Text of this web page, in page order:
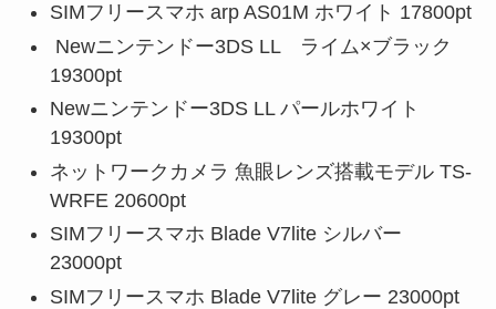
SIMフリースマホ arp AS01M ホワイト 17800pt
Newニンテンドー3DS LL ライム×ブラック
19300pt
Newニンテンドー3DS LL パールホワイト
19300pt
ネットワークカメラ 魚眼レンズ搭載モデル TS-
WRFE 20600pt
SIMフリースマホ Blade V7lite シルバー
23000pt
SIMフリースマホ Blade V7lite グレー 23000pt